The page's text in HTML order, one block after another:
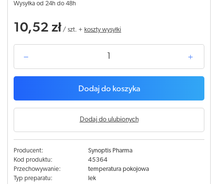
Wysyłka od 24h do 48h
10,52 zł / szt. + koszty wysyłki
Dodaj do koszyka
Dodaj do ulubionych
Producent:
Synoptis Pharma
Kod produktu:
45364
Przechowywanie:
temperatura pokojowa
Typ preparatu:
lek